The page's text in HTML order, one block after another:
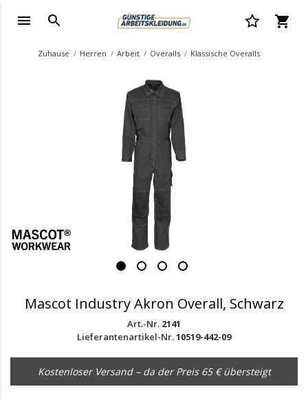
Zuhause Herren Arbeit Overalls Klassische Overalls
Mascot Industry Akron Overall, Schwarz
Art.-Nr. 2141
Lieferantenartikel-Nr.10519-442-09
Kostenloser Versand – da der Preis 65 € übersteigt